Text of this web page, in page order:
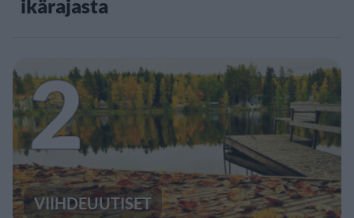
ikärajasta
2
VIIHDEUUTISET